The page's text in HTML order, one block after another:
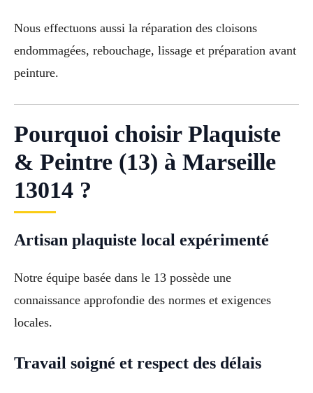
Nous effectuons aussi la réparation des cloisons
endommagées, rebouchage, lissage et préparation avant
peinture.
Pourquoi choisir Plaquiste
& Peintre (13) à Marseille
13014 ?
Artisan plaquiste local expérimenté
Notre équipe basée dans le 13 possède une
connaissance approfondie des normes et exigences
locales.
Travail soigné et respect des délais